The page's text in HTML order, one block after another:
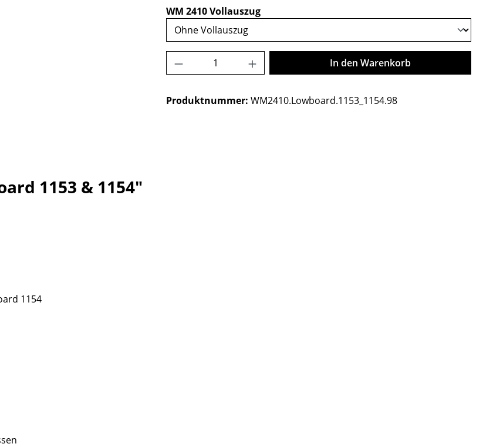
WM 2410 Vollauszugauswählen
Produkt Anzahl: Gib den gewünschten Wert
In den Warenkorb
Produktnummer: WM2410.Lowboard.1153_1154.98
1153 & 1154"
1154